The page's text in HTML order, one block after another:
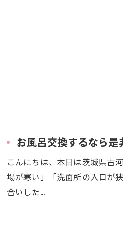
お風呂交換するなら
こんにちは、本日は茨城県古
場が寒い」「洗面所の入口が
合いした…